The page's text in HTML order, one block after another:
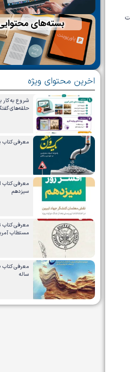
اخرین محتوای ویژه
شروع به کار
حلقه‌های
معرفی
معرفی کتاب
سیزدهم
معرفی کتاب
مستطاب
معرفی
ساله